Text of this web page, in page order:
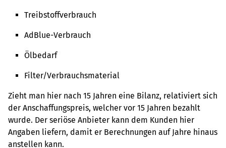
Treibstoffverbrauch
AdBlue-Verbrauch
Ölbedarf
Filter/Verbrauchsmaterial
Zieht man hier nach 15 Jahren eine Bilanz, relativiert sich
der Anschaffungspreis, welcher vor 15 Jahren bezahlt
wurde. Der seriöse Anbieter kann dem Kunden hier
Angaben liefern, damit er Berechnungen auf Jahre hinaus
anstellen kann.